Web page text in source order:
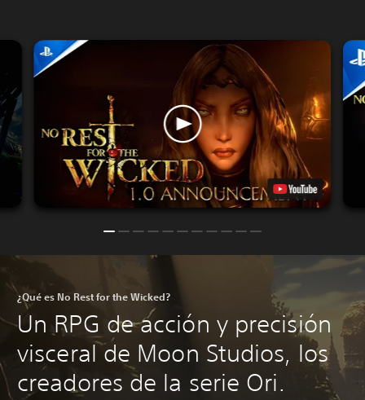
¿Qué es No Rest for the Wicked?
Un RPG de acción y precisión
visceral de Moon Studios, los
creadores de la serie Ori.